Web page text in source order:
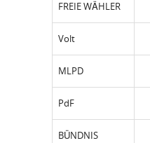
FREIE WÄHLER
Volt
MLPD
PdF
BÜNDNIS